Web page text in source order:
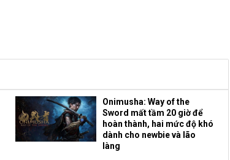
Onimusha: Way of the
Sword mất tầm 20 giờ để
hoàn thành, hai mức độ khó
dành cho newbie và lão
làng